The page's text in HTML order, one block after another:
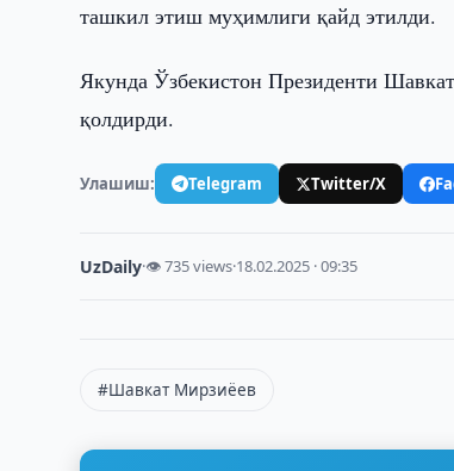
ташкил этиш муҳимлиги қайд этилди.
Якунда Ўзбекистон Президенти
қолдирди.
Улашиш: Telegram Twitter/X
UzDaily·👁 735 views·18.02.2025 · 09:35
#Шавкат Мирзиёев